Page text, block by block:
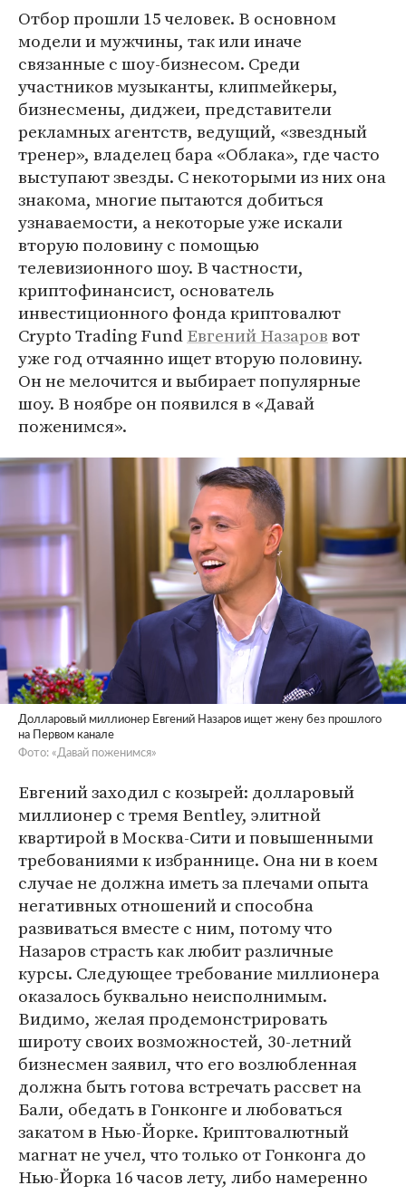
Отбор прошли 15 человек. В основном
модели и мужчины, так или иначе
связанные с шоу-бизнесом. Среди
участников музыканты, клипмейкеры,
бизнесмены, диджеи, представители
рекламных агентств, ведущий, «звездный
тренер», владелец бара «Облака», где часто
выступают звезды. С некоторыми из них она
знакома, многие пытаются добиться
узнаваемости, а некоторые уже искали
вторую половину с помощью
телевизионного шоу. В частности,
криптофинансист, основатель
инвестиционного фонда криптовалют
Crypto Trading FundЕвгений Назароввот
уже год отчаянно ищет вторую половину.
Он не мелочится и выбирает популярные
шоу. В ноябре он появился в «Давай
поженимся».
Долларовый миллионер Евгений Назаров ищет жену без прошлого
на Первом канале
Фото: «Давай поженимся»
Евгений заходил с козырей: долларовый
миллионер с тремя Bentley, элитной
квартирой в Москва-Сити и повышенными
требованиями к избраннице. Она ни в коем
случае не должна иметь за плечами опыта
негативных отношений и способна
развиваться вместе с ним, потому что
Назаров страсть как любит различные
курсы. Следующее требование миллионера
оказалось буквально неисполнимым.
Видимо, желая продемонстрировать
широту своих возможностей, 30-летний
бизнесмен заявил, что его возлюбленная
должна быть готова встречать рассвет на
Бали, обедать в Гонконге и любоваться
закатом в Нью-Йорке. Криптовалютный
магнат не учел, что только от Гонконга до
Нью-Йорка 16 часов лету, либо намеренно